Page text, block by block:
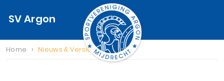
SV Argon
Home › Nieuws & Verslagen